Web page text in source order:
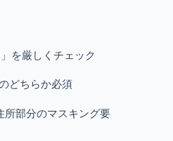
を厳しくチェック
どちらか必須
所部分のマスキング要